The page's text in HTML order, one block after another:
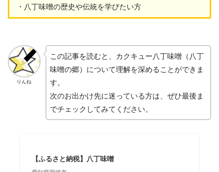
・八丁味噌の歴史や伝統を学びたい方
りんね
この記事を読むと、カクキュー八丁味噌（八丁
味噌の郷）について理解を深めることができま
す。
次のお出かけ先に迷っている方は、ぜひ最後ま
でチェックしてみてください。
【ふるさと納税】八丁味噌